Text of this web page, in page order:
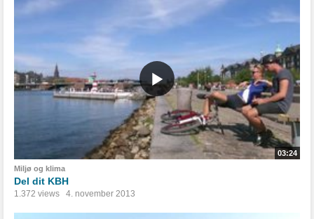
03:24
Miljø og klima
Del dit KBH
1.372 views 4. november 2013